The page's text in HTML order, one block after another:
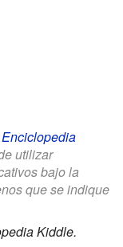
Enciclopedia
utilizar
bajo la
que se indique
Kiddle.